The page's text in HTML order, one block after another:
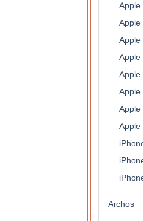
Apple
Apple
Apple
Apple
Apple
Apple
Apple
Apple
Archos